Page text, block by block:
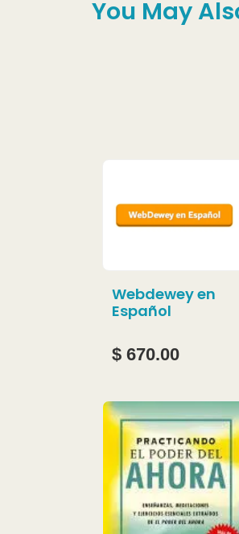
You May
Webdewey en
Español
$ 670.00